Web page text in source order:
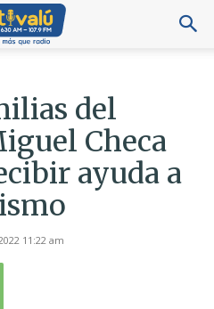
del
Checa
ayuda a
11:22 am